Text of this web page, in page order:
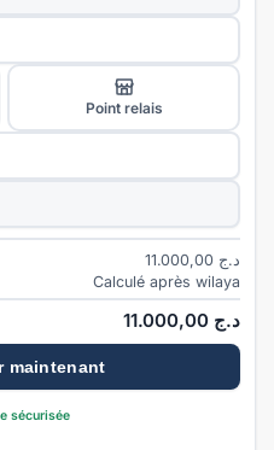
Point relais
د.ج
Calculé après wilaya
د.ج
maintenant
sécurisée